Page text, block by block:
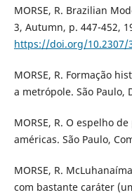
MORSE, R. Brazilian
3, Autumn, p. 447-452,
https://doi.org/10.2307/
MORSE, R. Formação
a metrópole. São Paulo,
MORSE, R. O espelho
américas. São Paulo,
MORSE, R.
com bastante caráter